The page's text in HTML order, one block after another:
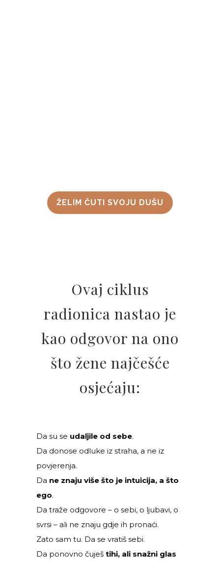
ŽELIM ČUTI SVOJU DUŠU
Ovaj ciklus
radionica nastao je
kao odgovor na ono
što žene najčešće
osjećaju:
Da su se udaljile od sebe.
Da donose odluke iz straha, a ne iz
povjerenja.
Da ne znaju više što je intuicija, a što
ego.
Da traže odgovore – o sebi, o ljubavi, o
svrsi – ali ne znaju gdje ih pronaći.
Zato sam tu. Da se vratiš sebi.
Da ponovno čuješ tihi, ali snažni glas